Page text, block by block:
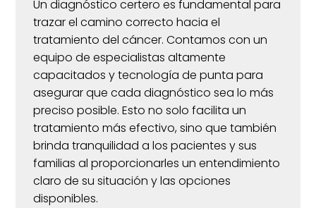
Un diagnóstico certero es fundamental para
trazar el camino correcto hacia el
tratamiento del cáncer. Contamos con un
equipo de especialistas altamente
capacitados y tecnología de punta para
asegurar que cada diagnóstico sea lo más
preciso posible. Esto no solo facilita un
tratamiento más efectivo, sino que también
brinda tranquilidad a los pacientes y sus
familias al proporcionarles un entendimiento
claro de su situación y las opciones
disponibles.